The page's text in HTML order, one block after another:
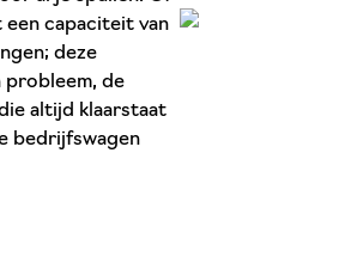
een capaciteit van
deze
probleem, de
altijd klaarstaat
bedrijfswagen